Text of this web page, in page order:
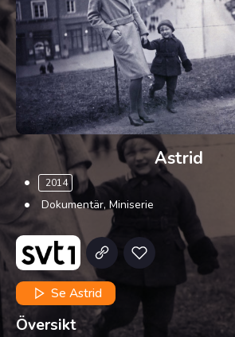
Astrid
2014
Dokumentär, Miniserie
Se Astrid
Översikt